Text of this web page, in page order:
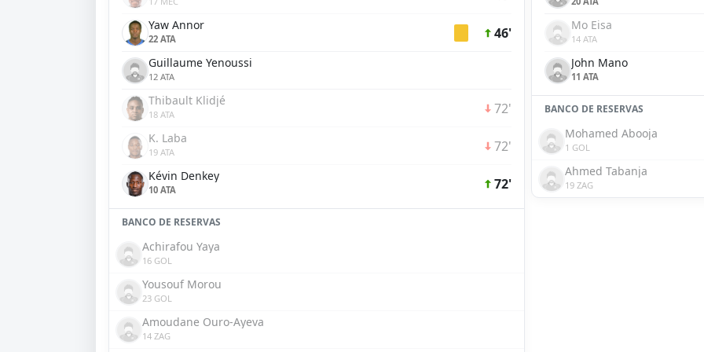
Yaw Annor
22 ATA 46'
Guillaume Yenoussi
12 ATA
Thibault Klidjé
18 ATA 72'
K. Laba
19 ATA 72'
Kévin Denkey
10 ATA 72'
BANCO DE RESERVAS
Achirafou Yaya
16 GOL
Yousouf Morou
23 GOL
Amoudane Ouro-Ayeva
14 ZAG
Mo Eisa
14 ATA
John Mano
11 ATA
BANCO DE RESERVAS
Mohamed Abooja
1 GOL
Ahmed Tabanja
19 ZAG